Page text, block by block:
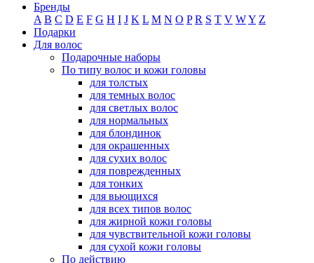
Бренды
A B C D E F G H I J K L M N O P R S T V WY Z
Подарки
Для волос
Подарочные наборы
По типу волос и кожи головы
для толстых
для темных волос
для светлых волос
для нормальных
для блондинок
для окрашенных
для сухих волос
для поврежденных
для тонких
для вьющихся
для всех типов волос
для жирной кожи головы
для чувствительной кожи головы
для сухой кожи головы
По действию